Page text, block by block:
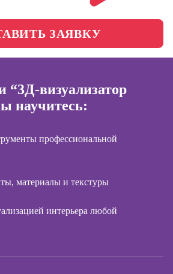
менеджер)
Профессия
Специалист по
Курсы
копирайтинга
контента
поисковой
ЗАЯВКУ
“3Д-визуализатор
научитесь:
профессиональной
материалы и текстуры
интерьера любой